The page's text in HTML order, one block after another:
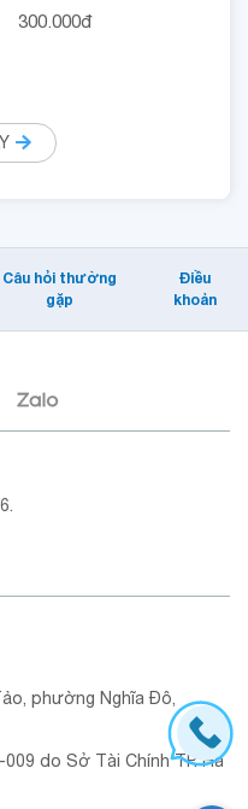
300.000đ
Câu hỏi thường
gặp
Điều
khoản
phường Nghĩa Đô,
do Sở Tài Chính TP. Hà